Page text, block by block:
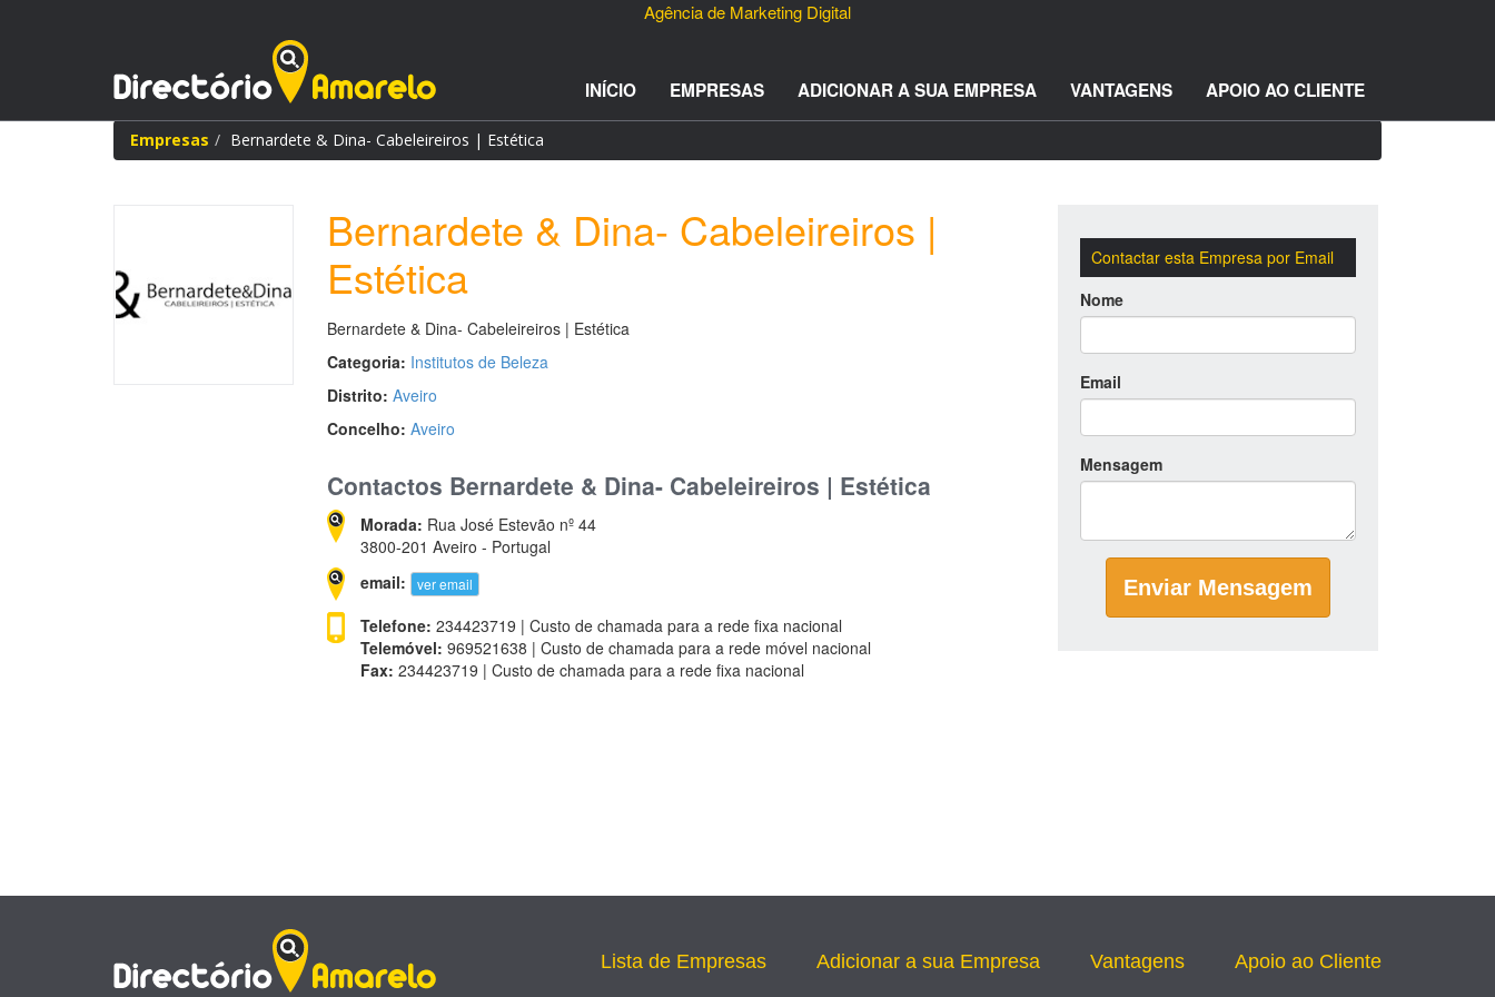
Agência de Marketing Digital
INÍCIO EMPRESAS ADICIONAR A SUA EMPRESA VANTAGENS APOIO AO CLIENTE
Empresas Bernardete & Dina- Cabeleireiros | Estética
Bernardete & Dina- Cabeleireiros |
Estética
Bernardete & Dina- Cabeleireiros | Estética
Categoria: Institutos de Beleza
Distrito: Aveiro
Concelho: Aveiro
Contactos Bernardete & Dina- Cabeleireiros | Estética
Morada: Rua José Estevão nº 44
3800-201 Aveiro - Portugal
email:
ver email
Telefone: 234423719 | Custo de chamada para a rede fixa nacional
Telemóvel: 969521638 | Custo de chamada para a rede móvel nacional
Fax: 234423719 | Custo de chamada para a rede fixa nacional
Contactar esta Empresa por Email
Nome
Email
Mensagem
Enviar Mensagem
Lista de Empresas Adicionar a sua Empresa Vantagens Apoio ao Cliente